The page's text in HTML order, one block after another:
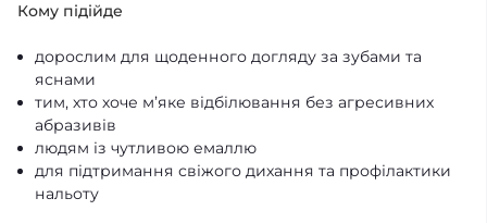
Кому підійде
дорослим для щоденного догляду за зубами та
яснами
тим, хто хоче м’яке відбілювання без агресивних
абразивів
людям із чутливою емаллю
для підтримання свіжого дихання та профілактики
нальоту